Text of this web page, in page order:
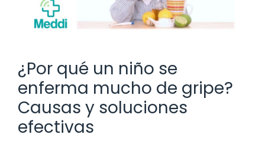
¿Por qué un niño se
enferma mucho de gripe?
Causas y soluciones
efectivas